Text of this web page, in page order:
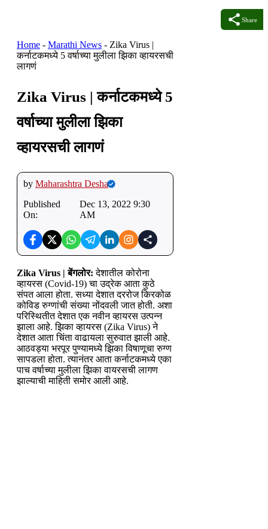
Share
Home - Marathi News - Zika Virus |
कर्नाटकमध्ये 5 वर्षाच्या मुलीला झिका व्हायरसची
लागणं
Zika Virus | कर्नाटकमध्ये 5
वर्षाच्या मुलीला झिका
व्हायरसची लागणं
by Maharashtra Desha
Published
On:
Dec 13, 2022 9:30
AM
Zika Virus |बेंगलोर:देशातील कोरोना
व्हायरस (Covid-19) चा उद्रेक आता कुठे
संपत आला होता. सध्या देशात दररोज किरकोळ
कोविड रुग्णांची संख्या नोंदवली जात होती. अशा
परिस्थितीत देशात एक नवीन व्हायरस उत्पन्न
झाला आहे. झिका व्हायरस (Zika Virus) ने
देशात आता चिंता वाढायला सुरुवात झाली आहे.
आठवड्या भरपूर पुण्यामध्ये झिका विषाणूचा रुग्ण
सापडला होता. त्यानंतर आता कर्नाटकमध्ये एका
पाच वर्षाच्या मुलीला झिका वायरसची लागण
झाल्याची माहिती समोर आली आहे.